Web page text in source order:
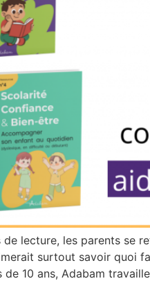
lecture, les parents se
surtout savoir quoi
de 10 ans, Adabam